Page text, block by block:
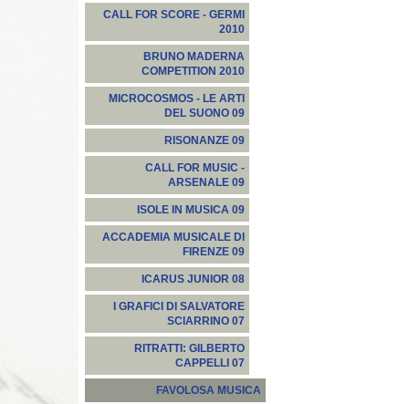
CALL FOR SCORE - GERMI
2010
BRUNO MADERNA
COMPETITION 2010
MICROCOSMOS - LE ARTI
DEL SUONO 09
RISONANZE 09
CALL FOR MUSIC -
ARSENALE 09
ISOLE IN MUSICA 09
ACCADEMIA MUSICALE DI
FIRENZE 09
ICARUS JUNIOR 08
I GRAFICI DI SALVATORE
SCIARRINO 07
RITRATTI: GILBERTO
CAPPELLI 07
FAVOLOSA MUSICA